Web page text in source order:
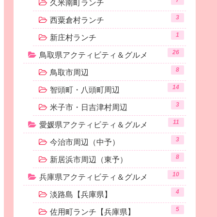
久米南町ランチ
西粟倉村ランチ 3
新庄村ランチ 1
鳥取県アクティビティ＆グルメ 26
鳥取市周辺 8
智頭町・八頭町周辺 14
米子市・日吉津村周辺 3
愛媛県アクティビティ＆グルメ 11
今治市周辺（中予） 3
新居浜市周辺（東予） 8
兵庫県アクティビティ＆グルメ 10
淡路島【兵庫県】 4
佐用町ランチ【兵庫県】 5